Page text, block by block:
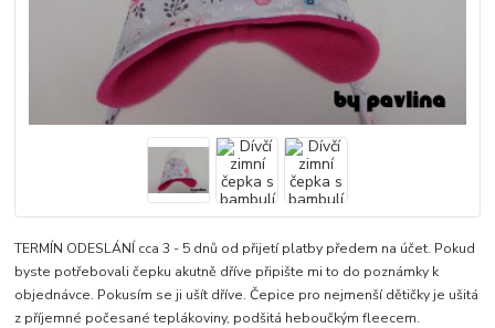
TERMÍN ODESLÁNÍ cca 3 - 5 dnů od přijetí platby předem na účet. Pokud
byste potřebovali čepku akutně dříve připište mi to do poznámky k
objednávce. Pokusím se ji ušít dříve. Čepice pro nejmenší dětičky je ušitá
z příjemné počesané teplákoviny, podšitá heboučkým fleecem.